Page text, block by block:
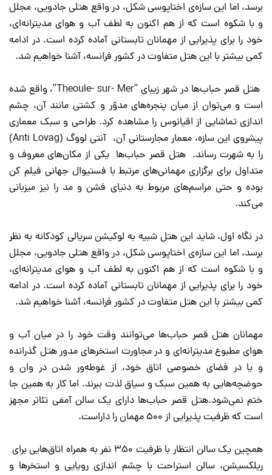
برسد، اما این سازه‌ی اختاپوسی شکل، در واقع هتلی جادویی، مجلل
و با شکوه است که از هم اکنون به لطف آب و هوای مدیترانه‌ای،
خود را برای پذیرایی از مهمانان تابستانی آماده کرده است. در ادامه
کمی بیشتر با این هتل متفاوت در کشور فرانسه، آشنا خواهیم شد.
هتل قصر حباب‌ها در شهر زیبای “Theoule- sur- Mer”، واقع شده
است و می‌توان از میان پنجره‌های مدوّر و کشتی مانند آن، چشم
اندازی تماشایی از اقیانوس را مشاهده کرد. طراحی و سبک معماری
پیشروی این سازه، معمار مجارستانی آن، آنتی لووگ (Anti Lovag)
را به شهرت رساند. هتل قصر حباب‌ها یکی از مکان‌های معروف و
متداول برای برگزاری مهمانی‌های مرتبط با فستیوال جهانی فیلم کن
بوده و حتی مراسم‌های مربوط به دنیای فشن و مد را نیز میزبانی
می‌کند.
در نگاه اول، شاید این هتل شبیه به لوکیشن سریالی کودکانه به نظر
برسد، اما این سازه‌ی اختاپوسی شکل، در واقع هتلی جادویی، مجلل
و با شکوه است که از هم اکنون به لطف آب و هوای مدیترانه‌ای،
خود را برای پذیرایی از مهمانان تابستانی آماده کرده است. در ادامه
کمی بیشتر با این هتل متفاوت در کشور فرانسه، آشنا خواهیم شد.
مهمانان هتل قصر حباب‌ها می‌توانند وقت خود را در میان آب و
هوای مطبوع مدیترانه‌ای و در مجاورت استخرهای مدور هتل گذرانده
و یا در فضای خصوصی اتاق خود، از غوطه‌ور شدن در وان و
حوضچه‌هایی به همین سبک و سیاق لذت ببرند. اما کار به همین جا
ختم نمی‌شود.هتل قصر حباب‌ها دارای یک سالن آمفی تئاتر مجهز
است که ظرفیت پذیرایی از 500 مهمان را داراست.
همچین یک سالن انتظار با ظرفیت 350 نفر به همراه اتاق‌هایی برای
ریلکسیشن، سالن استراحت با چشم اندازی رویایی و استخرها و